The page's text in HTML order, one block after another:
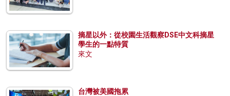
摘星以外：從校園生活觀察DSE中文科摘星
學生的一點特質
來文
台灣被美國拖累